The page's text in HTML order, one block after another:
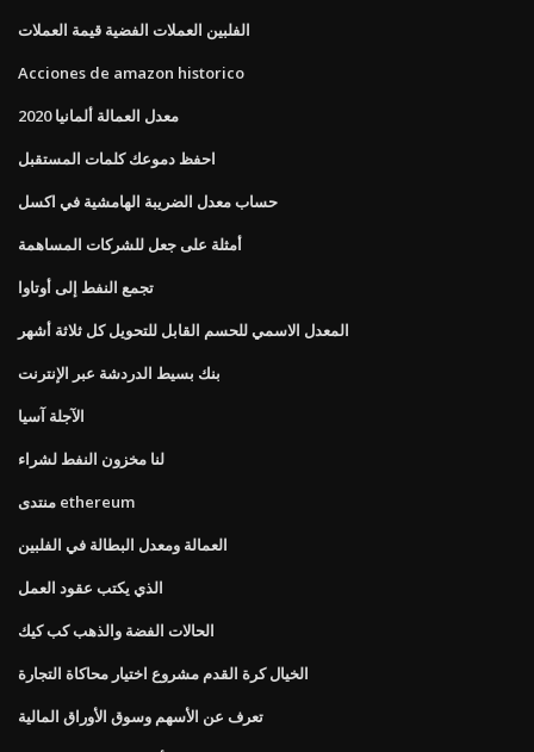
الفلبين العملات الفضية قيمة العملات
Acciones de amazon historico
معدل العمالة ألمانيا 2020
احفظ دموعك كلمات المستقبل
حساب معدل الضريبة الهامشية في اكسل
أمثلة على جعل للشركات المساهمة
تجمع النفط إلى أوتاوا
المعدل الاسمي للحسم القابل للتحويل كل ثلاثة أشهر
بنك بسيط الدردشة عبر الإنترنت
الآجلة آسيا
لنا مخزون النفط لشراء
منتدى ethereum
العمالة ومعدل البطالة في الفلبين
الذي يكتب عقود العمل
الحالات الفضة والذهب كب كيك
الخيال كرة القدم مشروع اختيار محاكاة التجارة
تعرف عن الأسهم وسوق الأوراق المالية